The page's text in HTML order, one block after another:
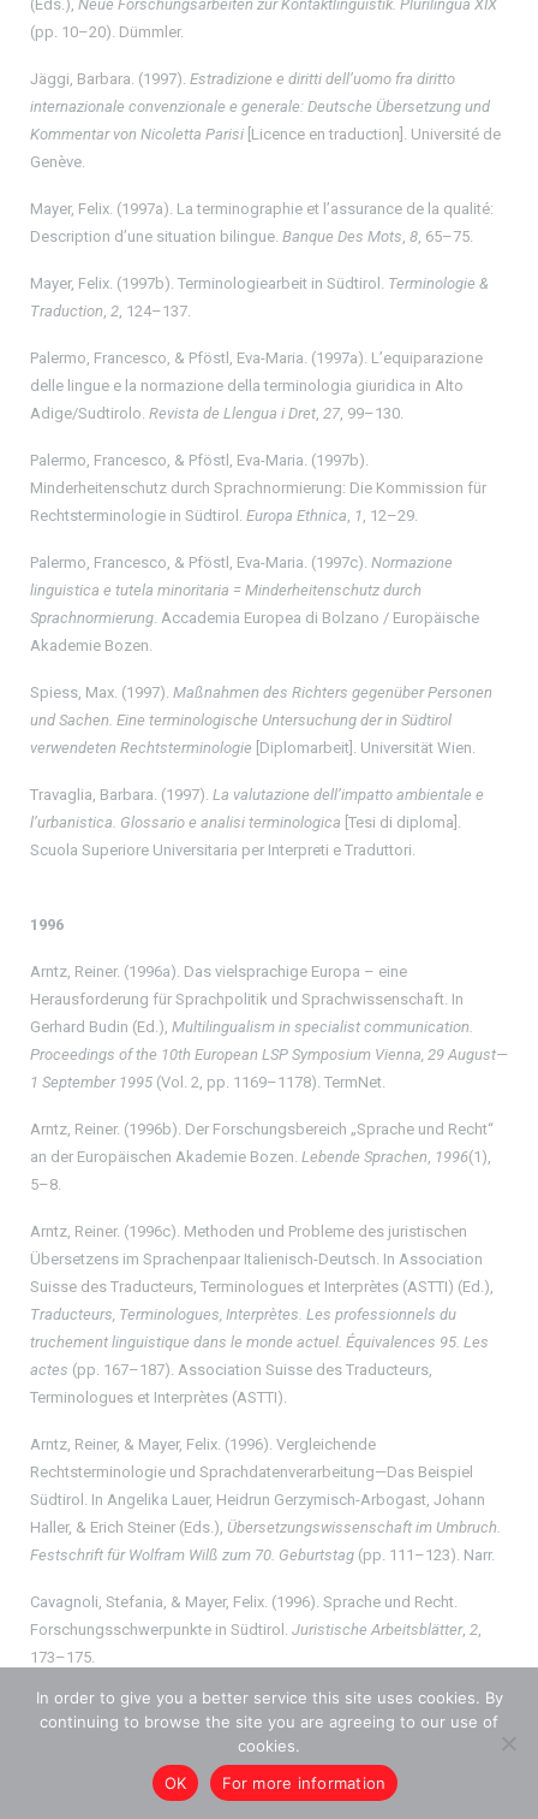
(Eds.), Neue Forschungsarbeiten zur Kontaktlinguistik. Plurilingua XIX
(pp. 10–20). Dümmler.
Jäggi, Barbara. (1997). Estradizione e diritti dell’uomo fra diritto
internazionale convenzionale e generale: Deutsche Übersetzung und
Kommentar von Nicoletta Parisi [Licence en traduction]. Université de
Genève.
Mayer, Felix. (1997a). La terminographie et l’assurance de la qualité:
Description d’une situation bilingue. Banque Des Mots, 8, 65–75.
Mayer, Felix. (1997b). Terminologiearbeit in Südtirol. Terminologie &
Traduction, 2, 124–137.
Palermo, Francesco, & Pföstl, Eva-Maria. (1997a). L’equiparazione
delle lingue e la normazione della terminologia giuridica in Alto
Adige/Sudtirolo. Revista de Llengua i Dret, 27, 99–130.
Palermo, Francesco, & Pföstl, Eva-Maria. (1997b).
Minderheitenschutz durch Sprachnormierung: Die Kommission für
Rechtsterminologie in Südtirol. Europa Ethnica, 1, 12–29.
Palermo, Francesco, & Pföstl, Eva-Maria. (1997c). Normazione
linguistica e tutela minoritaria = Minderheitenschutz durch
Sprachnormierung. Accademia Europea di Bolzano / Europäische
Akademie Bozen.
Spiess, Max. (1997). Maßnahmen des Richters gegenüber Personen
und Sachen. Eine terminologische Untersuchung der in Südtirol
verwendeten Rechtsterminologie [Diplomarbeit]. Universität Wien.
Travaglia, Barbara. (1997). La valutazione dell’impatto ambientale e
l’urbanistica. Glossario e analisi terminologica [Tesi di diploma].
Scuola Superiore Universitaria per Interpreti e Traduttori.
1996
Arntz, Reiner. (1996a). Das vielsprachige Europa – eine
Herausforderung für Sprachpolitik und Sprachwissenschaft. In
Gerhard Budin (Ed.), Multilingualism in specialist communication.
Proceedings of the 10th European LSP Symposium Vienna, 29 August—
1 September 1995 (Vol. 2, pp. 1169–1178). TermNet.
Arntz, Reiner. (1996b). Der Forschungsbereich „Sprache und Recht“
an der Europäischen Akademie Bozen. Lebende Sprachen, 1996(1),
5–8.
Arntz, Reiner. (1996c). Methoden und Probleme des juristischen
Übersetzens im Sprachenpaar Italienisch-Deutsch. In Association
Suisse des Traducteurs, Terminologues et Interprètes (ASTTI) (Ed.),
Traducteurs, Terminologues, Interprètes. Les professionnels du
truchement linguistique dans le monde actuel. Équivalences 95. Les
actes (pp. 167–187). Association Suisse des Traducteurs,
Terminologues et Interprètes (ASTTI).
Arntz, Reiner, & Mayer, Felix. (1996). Vergleichende
Rechtsterminologie und Sprachdatenverarbeitung—Das Beispiel
Südtirol. In Angelika Lauer, Heidrun Gerzymisch-Arbogast, Johann
Haller, & Erich Steiner (Eds.), Übersetzungswissenschaft im Umbruch.
Festschrift für Wolfram Wilß zum 70. Geburtstag (pp. 111–123). Narr.
Cavagnoli, Stefania, & Mayer, Felix. (1996). Sprache und Recht.
Forschungsschwerpunkte in Südtirol. Juristische Arbeitsblätter, 2,
173–175.
Mayer, Felix. (1996a). The representation of inconsistent relationships
in termbanks. In Christian Galinski & Klaus-Dirk Schmitz (Eds.),
Terminology and Knowledge Engineering, August 1996 (pp. 225–232).
In order to give you a better service this site uses cookies. By
continuing to browse the site you are agreeing to our use of
cookies.
OK
For more information